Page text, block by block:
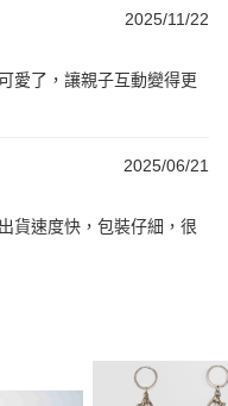
2025/11/22
愛了，讓親子互動變得更
2025/06/21
貨速度快，包裝仔細，很